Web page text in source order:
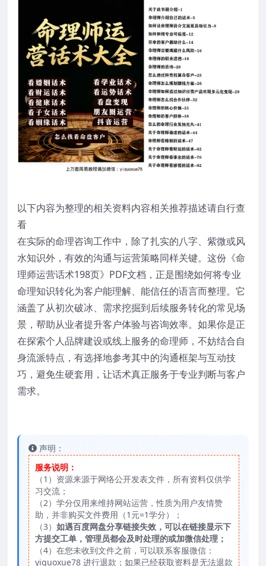
以下内容为整理的相关资料内容相关推荐描述请自行查
看
在实际的命理咨询工作中，除了扎实的八字、紫微或风
水知识外，有效的沟通与运营策略同样关键。这份《命
理师运营话术198页》PDF文档，正是围绕如何将专业
命理知识转化为客户能理解、能信任的语言而整理。它
涵盖了从初次破冰、需求挖掘到后续服务转化的常见场
景，帮助从业者提升客户体验与咨询效率。如果你是正
在探索个人品牌建设或线上服务的命理师，不妨结合自
身流派特点，有选择地参考其中的沟通框架与互动技
巧，避免生硬套用，让话术真正服务于专业判断与客户
需求。
声明：
服务说明：
（1）资源来源于网络公开发表文件，所有资料仅供学
习交流；
（2）学分仅用来维持网站运营，性质为用户友情赞
助，并非购买文件费用（1元=1学分）；
（3） 如遇百度网盘分享链接失效，可以在链接显示下
方提交工单，管理员都会及时处理的或加微信处理；
（4）在您未收到文件之前，可以联系客服微信：
yiguoxue78 进行退款；如果已经获取资料是无法退款